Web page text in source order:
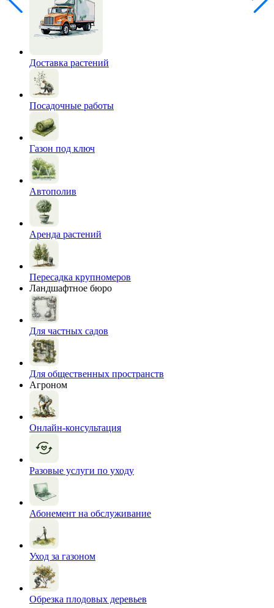
Доставка растений
Посадочные работы
Газон под ключ
Автополив
Аренда растений
Пересадка крупномеров
Ландшафтное бюро
Для частных садов
Для общественных пространств
Агроном
Онлайн-консультация
Разовые услуги по уходу
Абонемент на обслуживание
Уход за газоном
Обрезка плодовых деревьев